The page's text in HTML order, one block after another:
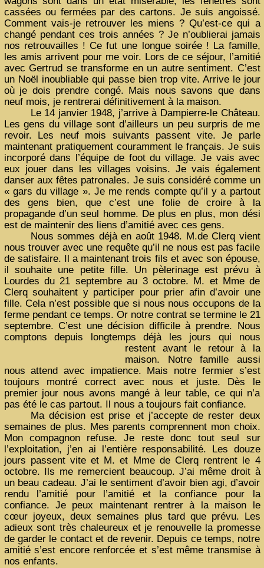
cassées ou fermées par des cartons. Je suis angoissé.
Comment vais-je retrouver les miens ? Qu’est-ce qui a
changé pendant ces trois années ? Je n’oublierai jamais
nos retrouvailles ! Ce fut une longue soirée ! La famille,
les amis arrivent pour me voir. Lors de ce séjour, l’amitié
avec Gertrud se transforme en un autre sentiment. C’est
un Noël inoubliable qui passe bien trop vite. Arrive le jour
où je dois prendre congé. Mais nous savons que dans
neuf mois, je rentrerai définitivement à la maison.
Le 14 janvier 1948, j’arrive à Dampierre-le Château.
Les gens du village sont d’ailleurs un peu surpris de me
revoir. Les neuf mois suivants passent vite. Je parle
maintenant pratiquement couramment le français. Je suis
incorporé dans l’équipe de foot du village. Je vais avec
eux jouer dans les villages voisins. Je vais également
danser aux fêtes patronales. Je suis considéré comme un
« gars du village ». Je me rends compte qu’il y a partout
des gens bien, que c’est une folie de croire à la
propagande d’un seul homme. De plus en plus, mon dési
est de maintenir des liens d’amitié avec ces gens.
Nous sommes déjà en août 1948. M.de Clerq vient
nous trouver avec une requête qu’il ne nous est pas facile
de satisfaire. Il a maintenant trois fils et avec son épouse,
il souhaite une petite fille. Un pèlerinage est prévu à
Lourdes du 21 septembre au 3 octobre. M. et Mme de
Clerq souhaitent y participer pour prier afin d’avoir une
fille. Cela n’est possible que si nous nous occupons de la
ferme pendant ce temps. Or notre contrat se termine le 21
septembre. C’est une décision difficile à prendre. Nous
comptons depuis longtemps déjà les jours qui nous
restent avant le retourà la
maison. Notre famille aussi
nous attend avec impatience. Mais notre fermier s’est
toujours montré correct avec nous et juste. Dès le
premier jour nous avons mangé à leur table, ce qui n’a
pas été le cas partout. Il nous a toujours fait confiance.
Ma décision est prise et j’accepte de rester deux
semaines de plus. Mes parents comprennent mon choix.
Mon compagnon refuse. Je reste donc tout seul sur
l’exploitation, j’en ai l’entière responsabilité. Les douze
jours passent vite et M. et Mme de Clerq rentrent le 4
octobre. Ils me remercient beaucoup. J’ai même droit à
un beau cadeau. J’ai le sentiment d’avoir bien agi, d’avoir
rendu l’amitié pour l’amitié et la confiance pour la
confiance. Je peux maintenant rentrer à la maison le
cœur joyeux, deux semaines plus tard que prévu. Les
adieux sont très chaleureux et je renouvelle la promesse
de garder le contact et de revenir. Depuis ce temps, notre
amitié s’est encore renforcée et s’est même transmise à
nos enfants.